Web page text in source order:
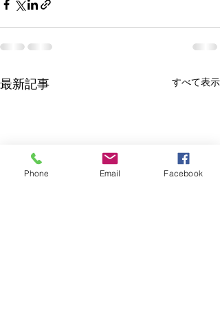
最新記事 すべて表示
Phone Email Facebook